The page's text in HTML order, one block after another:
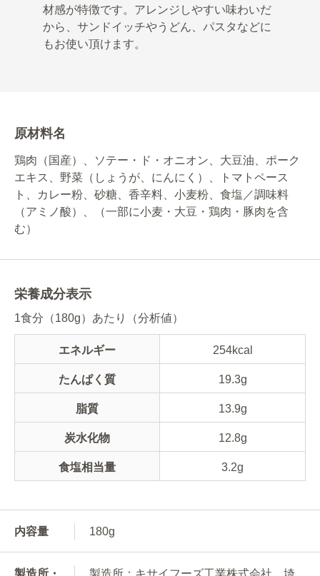
材感が特徴です。アレンジしやすい味わいだ
から、サンドイッチやうどん、パスタなどに
もお使い頂けます。
原材料名
鶏肉（国産）、ソテー・ド・オニオン、大豆油、ポーク
エキス、野菜（しょうが、にんにく）、トマトペース
ト、カレー粉、砂糖、香辛料、小麦粉、食塩／調味料
（アミノ酸）、（一部に小麦・大豆・鶏肉・豚肉を含
む）
栄養成分表示
1食分（180g）あたり（分析値）
エネルギー 254kcal
たんぱく質 19.3g
脂質 13.9g
炭水化物 12.8g
食塩相当量 3.2g
内容量 180g
製造所・ 製造所：キサイフーズ工業株式会社 埼